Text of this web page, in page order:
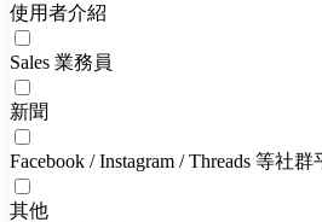
使用者介紹
Sales 業務員
新聞
Facebook / Instagram / Threads 等社群
其他